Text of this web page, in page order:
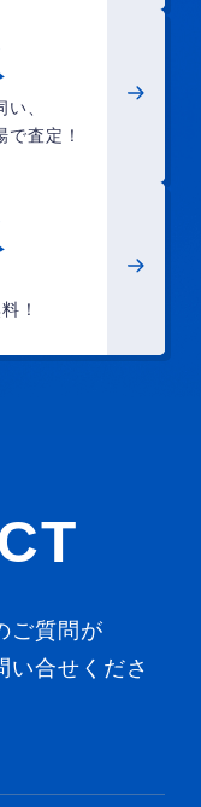
、
査定！
！
ご質問が
い合せくださ